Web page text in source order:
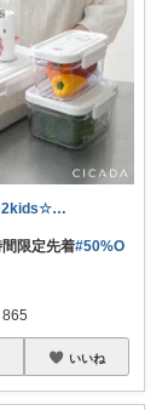
りな🌼2kids☆毎日をちょっと快適に
限定先着#50%O
865
いいね